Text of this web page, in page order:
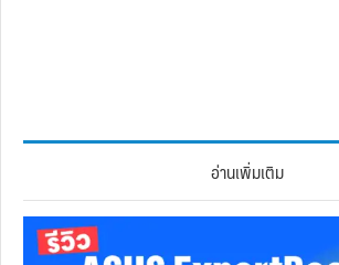
อ่านเพิ่มเติม